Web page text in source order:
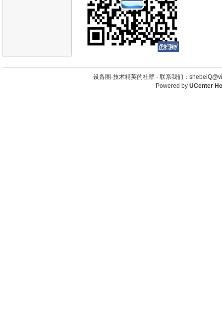
设备圈-技术精英的社群 - 联系我们：
Powered by UCenter